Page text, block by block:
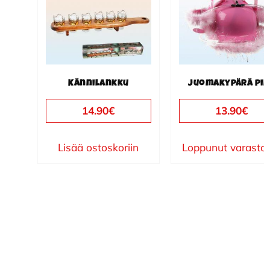
Kännilankku
14.90€
Lisää ostoskoriin
Juomakypärä
13.90€
Loppunut